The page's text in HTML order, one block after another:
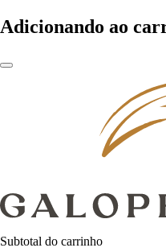
Adicionando ao
Subtotal do carrinho